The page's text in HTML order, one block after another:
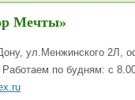
Мечты»
, ул.Менжинского 2Л,
Работаем по будням: с